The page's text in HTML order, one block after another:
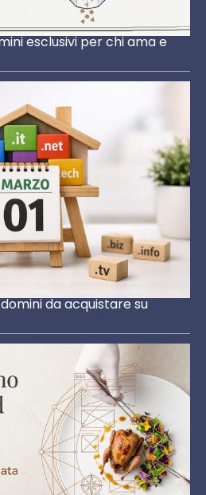
esclusivi per chi ama e
da acquistare su